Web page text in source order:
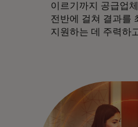
이르기까지 공급업
전반에 걸쳐 결과를
지원하는 데 주력하